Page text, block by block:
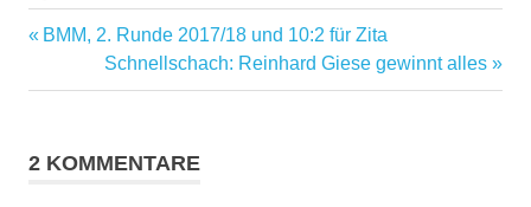
Beitragsnavigation
Vorheriger
Beitrag:
BMM, 2. Runde 2017/18 und 10:2 für Zita
Nächster
Beitrag:
Schnellschach: Reinhard Giese gewinnt alles
2 KOMMENTARE